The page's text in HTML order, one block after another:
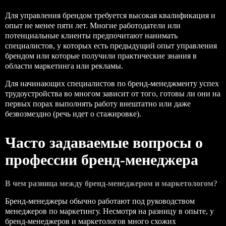
Для управления брендом требуется высокая квалификация и
опыт не менее пяти лет. Многие работодатели или
потенциальные клиенты предпочитают нанимать
специалистов, у которых есть предыдущий опыт управления
брендом или которые получили практические знания в
области маркетинга или рекламы.
Для начинающих специалистов по бренд-менеджменту успех
трудоустройства во многом зависит от того, готовы ли они на
первых порах выполнять работу внештатно или даже
безвозмездно (речь идет о стажировке).
Часто задаваемые вопросы о
профессии бренд-менеджера
В чем разница между бренд-менеджером и маркетологом?
Бренд-менеджеры обычно работают под руководством
менеджеров по маркетингу. Несмотря на разницу в опыте, у
бренд-менеджеров и маркетологов много схожих